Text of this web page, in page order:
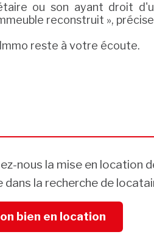
ou son ayant droit
reconstruit »,
reste à votre écoute.
nous la mise en location
la recherche de
bien en location